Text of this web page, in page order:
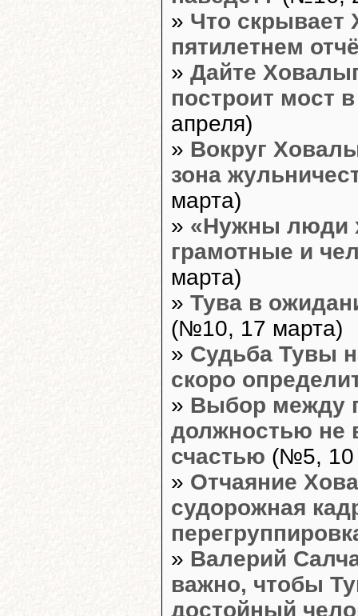
» Что скрывает
пятилетнем
» Дайте
построит мост
апреля)
» Вокруг
зона
марта)
» «Нужны люди
грамотные и
марта)
» Тува в
(№10, 17 марта)
» Судьба Тувы
скоро
» Выбор между
должностью не
счастью (№5, 10
» Отчаяние
судорожная
» Валерий
важно, чтобы
достойный